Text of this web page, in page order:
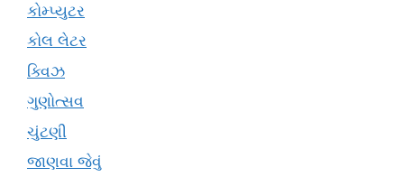
કોમ્પ્યુટર
કોલ લેટર
ક્વિઝ
ગુણોત્સવ
ચુંટણી
જાણવા જેવું